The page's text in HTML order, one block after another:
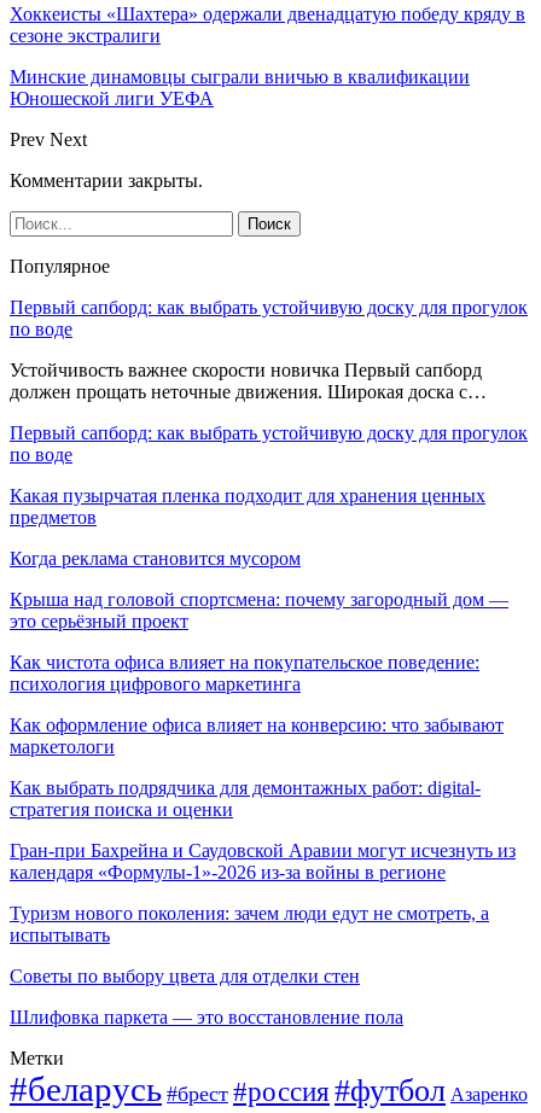
Хоккеисты «Шахтера» одержали двенадцатую победу кряду в
сезоне экстралиги
Минские динамовцы сыграли вничью в квалификации
Юношеской лиги УЕФА
Prev Next
Комментарии закрыты.
Популярное
Первый сапборд: как выбрать устойчивую доску для прогулок
по воде
Устойчивость важнее скорости новичка Первый сапборд
должен прощать неточные движения. Широкая доска с…
Первый сапборд: как выбрать устойчивую доску для прогулок
по воде
Какая пузырчатая пленка подходит для хранения ценных
предметов
Когда реклама становится мусором
Крыша над головой спортсмена: почему загородный дом —
это серьёзный проект
Как чистота офиса влияет на покупательское поведение:
психология цифрового маркетинга
Как оформление офиса влияет на конверсию: что забывают
маркетологи
Как выбрать подрядчика для демонтажных работ: digital-
стратегия поиска и оценки
Гран-при Бахрейна и Саудовской Аравии могут исчезнуть из
календаря «Формулы-1»-2026 из-за войны в регионе
Туризм нового поколения: зачем люди едут не смотреть, а
испытывать
Советы по выбору цвета для отделки стен
Шлифовка паркета — это восстановление пола
Метки
#беларусь #брест #россия#футбол Азаренко